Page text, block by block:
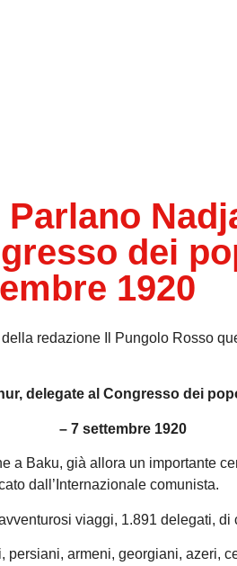
Parlano
dei
1920
redazione Il Pungolo Rosso
delegate al Congresso dei
– 7 settembre 1920
a Baku, già allora un importante
dall’Internazionale comunista.
viaggi, 1.891 delegati, di
persiani, armeni, georgiani, azeri,